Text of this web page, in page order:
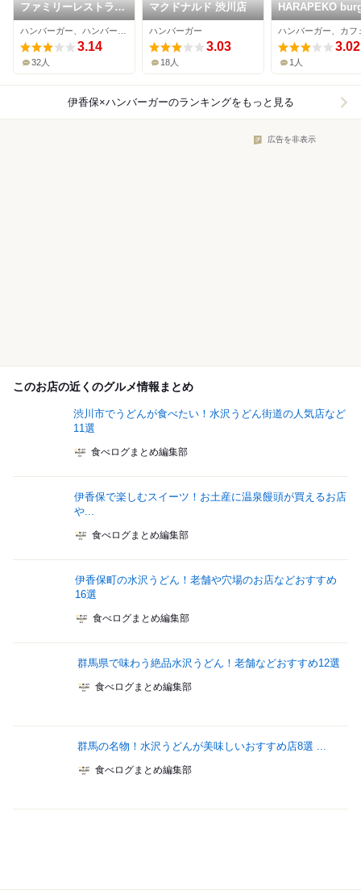
ファミリーレストラン
ピクネオ
3.14
32人
マクドナルド 渋川店
ハンバーガー
3.03
18人
HARAPEKO
&Terrace cafe
ハンバーガー、カフ
3.02
1人
伊香保×ハンバーガーのランキングをもっと見る
広告を非表示
このお店の近くのグルメ情報まとめ
渋川市でうどんが食べたい！水沢うどん街道の人気店など
11選
食べログまとめ編集部
伊香保で楽しむスイーツ！お土産に温泉饅頭が買えるお店
や...
食べログまとめ編集部
伊香保町の水沢うどん！老舗や穴場のお店などおすすめ
16選
食べログまとめ編集部
群馬県で味わう絶品水沢うどん！老舗などおすすめ12選
食べログまとめ編集部
群馬の名物！水沢うどんが美味しいおすすめ店8選 ...
食べログまとめ編集部